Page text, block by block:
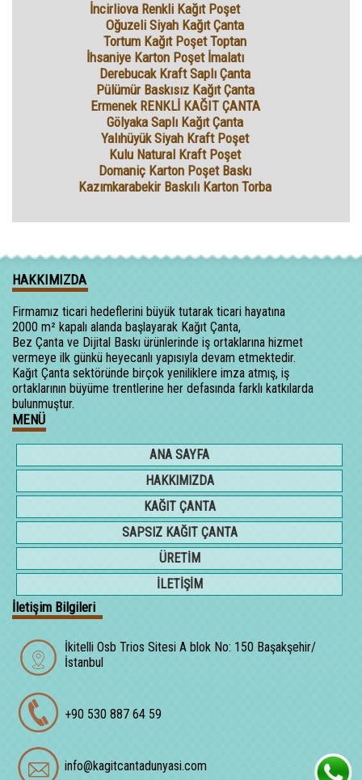
İncirliova Renkli Kağıt Poşet
Oğuzeli Siyah Kağıt Çanta
Tortum Kağıt Poşet Toptan
İhsaniye Karton Poşet İmalatı
Derebucak Kraft Saplı Çanta
Pülümür Baskısız Kağıt Çanta
Ermenek RENKLİ KAĞIT ÇANTA
Gölyaka Saplı Kağıt Çanta
Yalıhüyük Siyah Kraft Poşet
Kulu Natural Kraft Poşet
Domaniç Karton Poşet Baskı
Kazımkarabekir Baskılı Karton Torba
HAKKIMIZDA
Firmamız ticari hedeflerini büyük tutarak ticari hayatına
2000 m² kapalı alanda başlayarak Kağıt Çanta,
Bez Çanta ve Dijital Baskı ürünlerinde iş ortaklarına hizmet
vermeye ilk günkü heyecanlı yapısıyla devam etmektedir.
Kağıt Çanta sektöründe birçok yeniliklere imza atmış, iş
ortaklarının büyüme trentlerine her defasında farklı katkılarda
bulunmuştur.
MENÜ
ANA SAYFA
HAKKIMIZDA
KAĞIT ÇANTA
SAPSIZ KAĞIT ÇANTA
ÜRETİM
İLETİŞİM
İletişim Bilgileri
İkitelli Osb Trios Sitesi A blok No: 150 Başakşehir/
İstanbul
+90 530 887 64 59
info@kagitcantadunyasi.com